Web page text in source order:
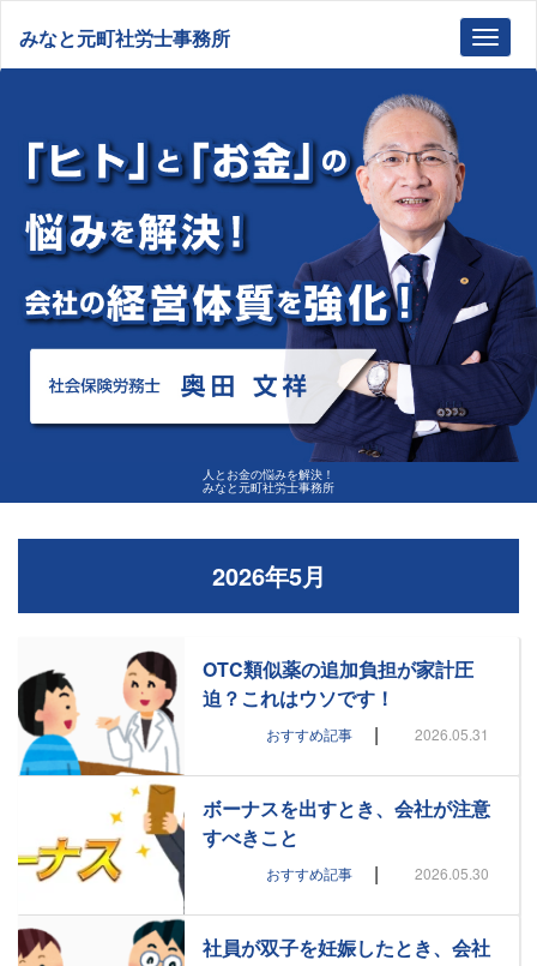
人とお金の悩みを解決！
みなと元町社労士事務所
みなと元町社労士事務所
2026年5月
OTC類似薬の追加負担が家計圧
迫？これはウソです！
おすすめ記事 | 2026.05.31
ボーナスを出すとき、会社が注意
すべきこと
おすすめ記事 | 2026.05.30
社員が双子を妊娠したとき、会社